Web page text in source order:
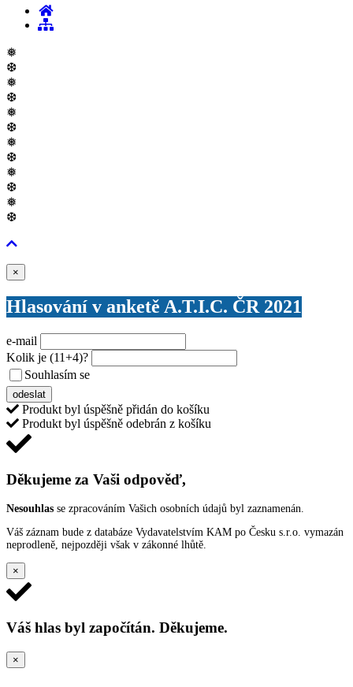
❅
❆
❅
❆
❅
❆
❅
❆
❅
❆
❅
❆
×
Hlasování v anketě A.T.I.C. ČR 2021
e-mail
Kolik je (11+4)?
Souhlasím se
odeslat
Produkt byl úspěšně přidán do košíku
Produkt byl úspěšně odebrán z košíku
Děkujeme za Vaši odpověď,
Nesouhlas se zpracováním Vašich osobních údajů byl zaznamenán.
Váš záznam bude z databáze Vydavatelstvím KAM po Česku s.r.o. vymazán
neprodleně, nejpozději však v zákonné lhůtě.
×
Váš hlas byl započítán. Děkujeme.
×